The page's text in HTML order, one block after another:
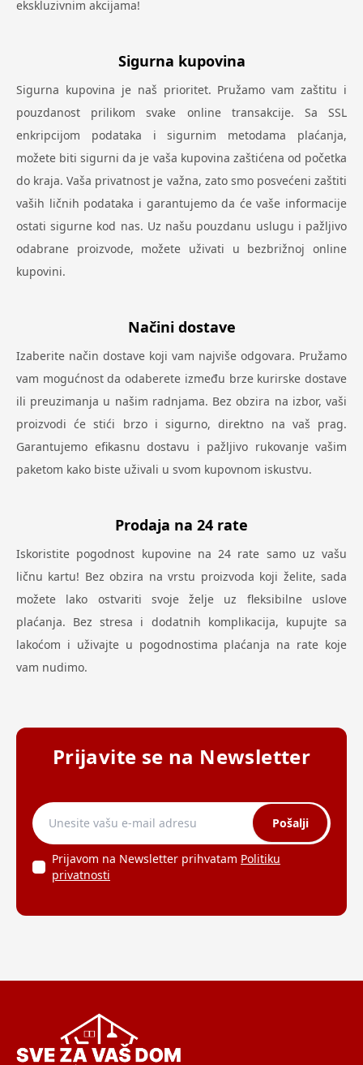
ekskluzivnim akcijama!
Sigurna kupovina
Sigurna kupovina je naš prioritet. Pružamo vam zaštitu i
pouzdanost prilikom svake online transakcije. Sa SSL
enkripcijom podataka i sigurnim metodama plaćanja,
možete biti sigurni da je vaša kupovina zaštićena od početka
do kraja. Vaša privatnost je važna, zato smo posvećeni zaštiti
vaših ličnih podataka i garantujemo da će vaše informacije
ostati sigurne kod nas. Uz našu pouzdanu uslugu i pažljivo
odabrane proizvode, možete uživati u bezbrižnoj online
kupovini.
Načini dostave
Izaberite način dostave koji vam najviše odgovara. Pružamo
vam mogućnost da odaberete između brze kurirske dostave
ili preuzimanja u našim radnjama. Bez obzira na izbor, vaši
proizvodi će stići brzo i sigurno, direktno na vaš prag.
Garantujemo efikasnu dostavu i pažljivo rukovanje vašim
paketom kako biste uživali u svom kupovnom iskustvu.
Prodaja na 24 rate
Iskoristite pogodnost kupovine na 24 rate samo uz vašu
ličnu kartu! Bez obzira na vrstu proizvoda koji želite, sada
možete lako ostvariti svoje želje uz fleksibilne uslove
plaćanja. Bez stresa i dodatnih komplikacija, kupujte sa
lakoćom i uživajte u pogodnostima plaćanja na rate koje
vam nudimo.
Prijavite se na Newsletter
Pošalji
Prijavom na Newsletter prihvatam Politiku
privatnosti